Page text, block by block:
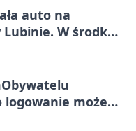
auto na
W środku
logowanie może